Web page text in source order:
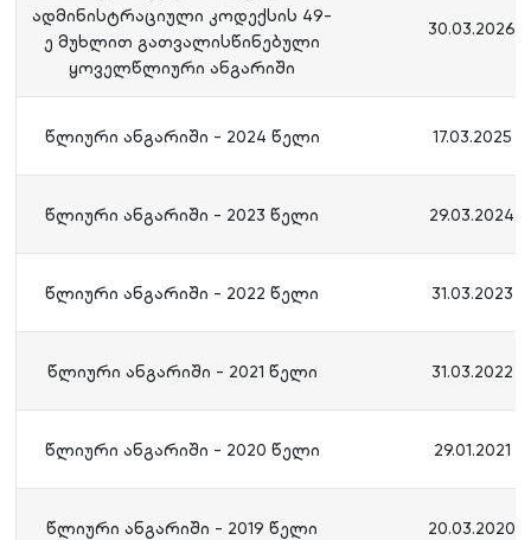
ადმინისტრაციული კოდექსის 49-
ე მუხლით გათვალისწინებული
ყოველწლიური ანგარიში
30.03.2026
წლიური ანგარიში - 2024 წელი 17.03.2025
წლიური ანგარიში - 2023 წელი 29.03.2024
წლიური ანგარიში - 2022 წელი 31.03.2023
წლიური ანგარიში - 2021 წელი 31.03.2022
წლიური ანგარიში - 2020 წელი 29.01.2021
წლიური ანგარიში - 2019 წელი 20.03.2020